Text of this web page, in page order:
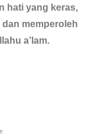
hati yang keras,
memperoleh
a’lam.